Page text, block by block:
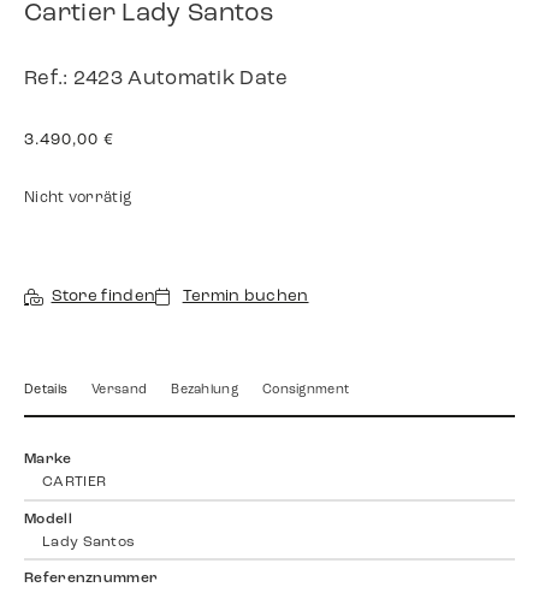
Cartier Lady Santos
Ref.: 2423 Automatik Date
3.490,00 €
Nicht vorrätig
Store finden Termin buchen
Details Versand Bezahlung Consignment
Marke
CARTIER
Modell
Lady Santos
Referenznummer